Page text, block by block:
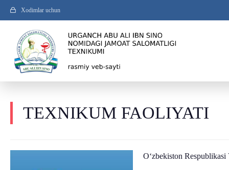
Xodimlar uchun
TEXNIKUM FAOLIYATI
O‘zbekiston